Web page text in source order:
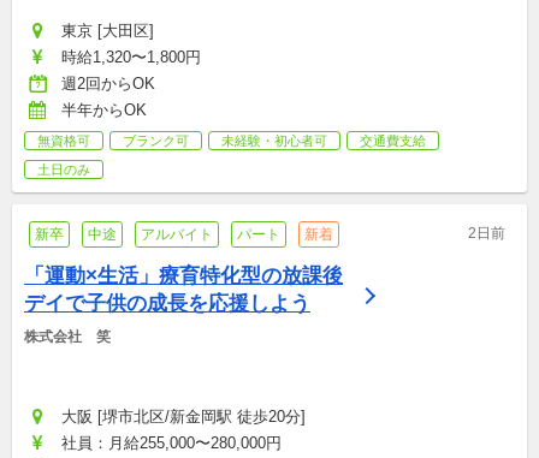
東京 [大田区]
時給1,320〜1,800円
週2回からOK
半年からOK
無資格可 ブランク可 未経験・初心者可
交通費支給
土日のみ
新卒 中途 アルバイト パート 新着 2日前
「運動×生活」療育特化型の放課後
デイで子供の成長を応援しよう
株式会社　笑
大阪 [堺市北区/新金岡駅 徒歩20分]
社員：月給255,000〜280,000円